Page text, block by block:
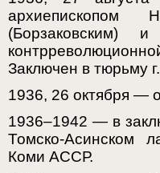
архиепископом
(Борзаковским)
Заключен в тюрьму
1936, 26 октября —
1936–1942 — в
Томско-Асинском
Коми АССР.